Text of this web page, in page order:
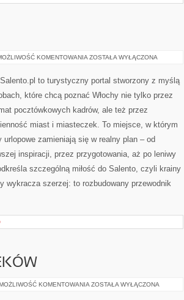
KOMENTOWANIA KATANIA
ZOSTAŁA WYŁĄCZONA
to turystyczny portal stworzony z myślą
które chcą poznać Włochy nie tylko przez
pocztówkowych kadrów, ale też przez
miast i miasteczek. To miejsce, w którym
urlopowe zamieniają się w realny plan – od
inspiracji, przez przygotowania, aż po leniwy
szczególną miłość do Salento, czyli krainy
wykracza szerzej: to rozbudowany przewodnik
KOMENTOWANIA OCZYSZCZALNIE
ZOSTAŁA WYŁĄCZONA